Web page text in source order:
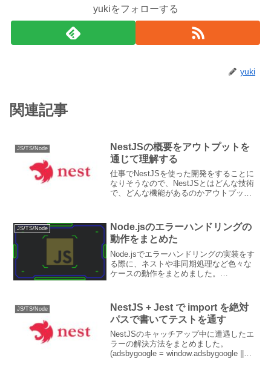
yukiをフォローする
yuki
関連記事
JS/TS/Node
NestJSの概要をアウトプットを
通じて理解する
仕事でNestJSを使った開発をすることに
なりそうなので、NestJSとはどんな技術
で、どんな機能があるのかアウトプット
JS/TS/Node
Node.jsのエラーハンドリングの
動作をまとめた
Node.jsでエラーハンドリングの実装をす
る際に、ネストや非同期処理など色々な
ケースの動作をまとめました。
tr...
JS/TS/Node
NestJS + Jest で import を絶対
パスで書いてテストを通す
NestJSのキャッチアップ中に遭遇したエ
ラーの解決方法をまとめました。
(adsbygoogle = window.adsbygoogle ||